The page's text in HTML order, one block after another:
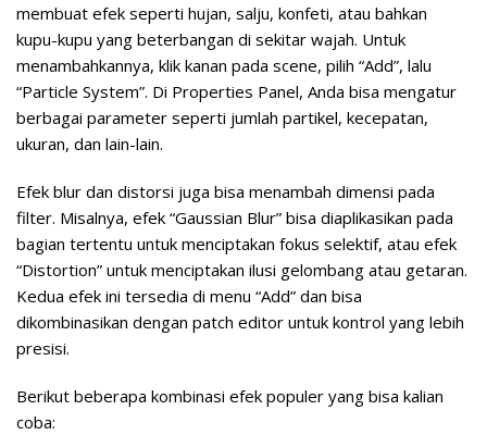
membuat efek seperti hujan, salju, konfeti, atau bahkan
kupu-kupu yang beterbangan di sekitar wajah. Untuk
menambahkannya, klik kanan pada scene, pilih “Add”, lalu
“Particle System”. Di Properties Panel, Anda bisa mengatur
berbagai parameter seperti jumlah partikel, kecepatan,
ukuran, dan lain-lain.
Efek blur dan distorsi juga bisa menambah dimensi pada
filter. Misalnya, efek “Gaussian Blur” bisa diaplikasikan pada
bagian tertentu untuk menciptakan fokus selektif, atau efek
“Distortion” untuk menciptakan ilusi gelombang atau getaran.
Kedua efek ini tersedia di menu “Add” dan bisa
dikombinasikan dengan patch editor untuk kontrol yang lebih
presisi.
Berikut beberapa kombinasi efek populer yang bisa kalian
coba: